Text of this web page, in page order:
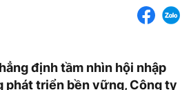
định tầm nhìn hội nhập
phát triển bền vững, Công ty